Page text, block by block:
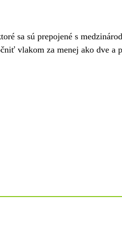
sa sú prepojené s
vlakom za menej ako dve a